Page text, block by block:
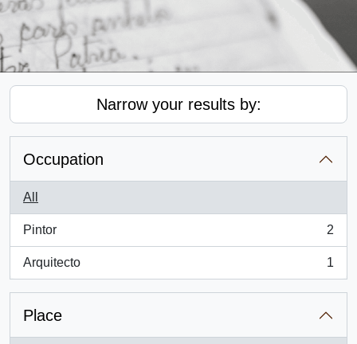
Narrow your results by:
Occupation
All
Pintor
, 2 results
2
Arquitecto
, 1 results
1
Place